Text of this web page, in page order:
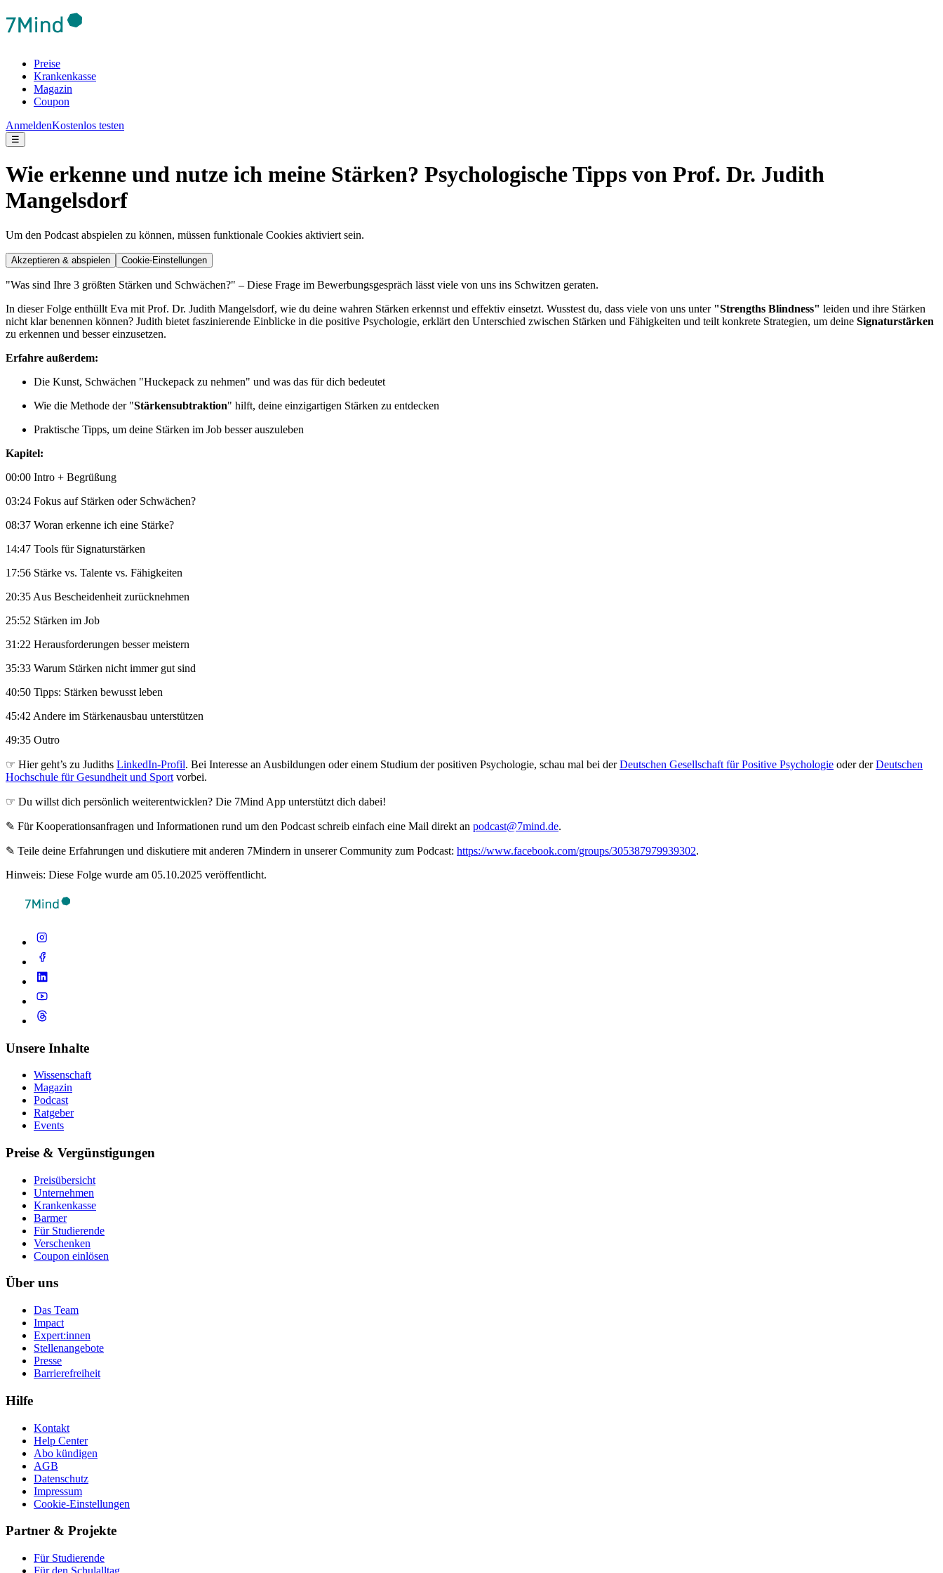
Preise
Krankenkasse
Magazin
Coupon
AnmeldenKostenlos testen
☰
Wie erkenne und nutze ich meine Stärken? Psychologische Tipps von Prof. Dr. Judith
Mangelsdorf
Um den Podcast abspielen zu können, müssen funktionale Cookies aktiviert sein.
Akzeptieren & abspielen Cookie-Einstellungen
"Was sind Ihre 3 größten Stärken und Schwächen?" – Diese Frage im Bewerbungsgespräch lässt viele von uns ins Schwitzen geraten.
In dieser Folge enthüllt Eva mit Prof. Dr. Judith Mangelsdorf, wie du deine wahren Stärken erkennst und effektiv einsetzt. Wusstest du, dass viele von uns unter "Strengths Blindness" leiden und ihre Stärken
nicht klar benennen können? Judith bietet faszinierende Einblicke in die positive Psychologie, erklärt den Unterschied zwischen Stärken und Fähigkeiten und teilt konkrete Strategien, um deine Signaturstärken
zu erkennen und besser einzusetzen.
Erfahre außerdem:
Die Kunst, Schwächen "Huckepack zu nehmen" und was das für dich bedeutet
Wie die Methode der "Stärkensubtraktion" hilft, deine einzigartigen Stärken zu entdecken
Praktische Tipps, um deine Stärken im Job besser auszuleben
Kapitel:
00:00 Intro + Begrüßung
03:24 Fokus auf Stärken oder Schwächen?
08:37 Woran erkenne ich eine Stärke?
14:47 Tools für Signaturstärken
17:56 Stärke vs. Talente vs. Fähigkeiten
20:35 Aus Bescheidenheit zurücknehmen
25:52 Stärken im Job
31:22 Herausforderungen besser meistern
35:33 Warum Stärken nicht immer gut sind
40:50 Tipps: Stärken bewusst leben
45:42 Andere im Stärkenausbau unterstützen
49:35 Outro
☞ Hier geht’s zu Judiths LinkedIn-Profil. Bei Interesse an Ausbildungen oder einem Studium der positiven Psychologie, schau mal bei derDeutschen Gesellschaft für Positive Psychologie oder derDeutschen
Hochschule für Gesundheit und Sport vorbei.
☞ Du willst dich persönlich weiterentwicklen? Die 7Mind App unterstützt dich dabei!
✎ Für Koope­ra­ti­ons­an­fra­gen und Infor­ma­tio­nen rund um den Pod­cast schreib ein­fach eine Mail direkt an podcast@7mind.de.
✎ Teile deine Erfahrungen und diskutiere mit anderen 7Mindern in unserer Community zum Podcast: https://www.facebook.com/groups/305387979939302.
Hinweis: Diese Folge wurde am 05.10.2025 veröffentlicht.
Unsere Inhalte
Wissenschaft
Magazin
Podcast
Ratgeber
Events
Preise & Vergünstigungen
Preisübersicht
Unternehmen
Krankenkasse
Barmer
Für Studierende
Ver­schen­ken
Coupon einlösen
Über uns
Das Team
Impact
Expert:innen
Stellenangebote
Presse
Barrierefreiheit
Hilfe
Kontakt
Help Center
Abo kündigen
AGB
Datenschutz
Impressum
Cookie-Einstellungen
Partner & Projekte
Für Stu­die­rende
Für den Schulalltag